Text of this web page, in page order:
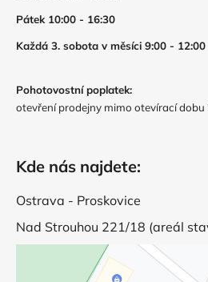
Pátek 10:00 - 16:30
Každá 3. sobota v měsíci 9:00 - 12:00
Pohotovostní poplatek:
otevření prodejny mimo otevírací dobu
Kde nás najdete:
Ostrava - Proskovice
Nad Strouhou 221/18 (areál